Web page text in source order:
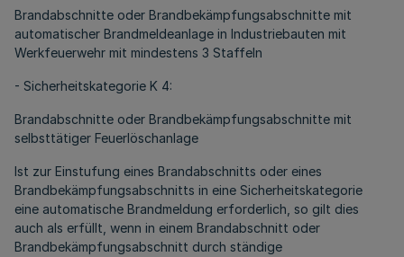
Brandabschnitte oder Brandbekämpfungsabschnitte mit
automatischer Brandmeldeanlage in Industriebauten mit
Werkfeuerwehr mit mindestens 3 Staffeln
- Sicherheitskategorie K 4:
Brandabschnitte oder Brandbekämpfungsabschnitte mit
selbsttätiger Feuerlöschanlage
Ist zur Einstufung eines Brandabschnitts oder eines
Brandbekämpfungsabschnitts in eine Sicherheitskategorie
eine automatische Brandmeldung erforderlich, so gilt dies
auch als erfüllt, wenn in einem Brandabschnitt oder
Brandbekämpfungsabschnitt durch ständige